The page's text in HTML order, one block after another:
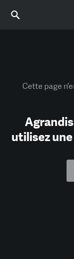
Cette page
utilisez